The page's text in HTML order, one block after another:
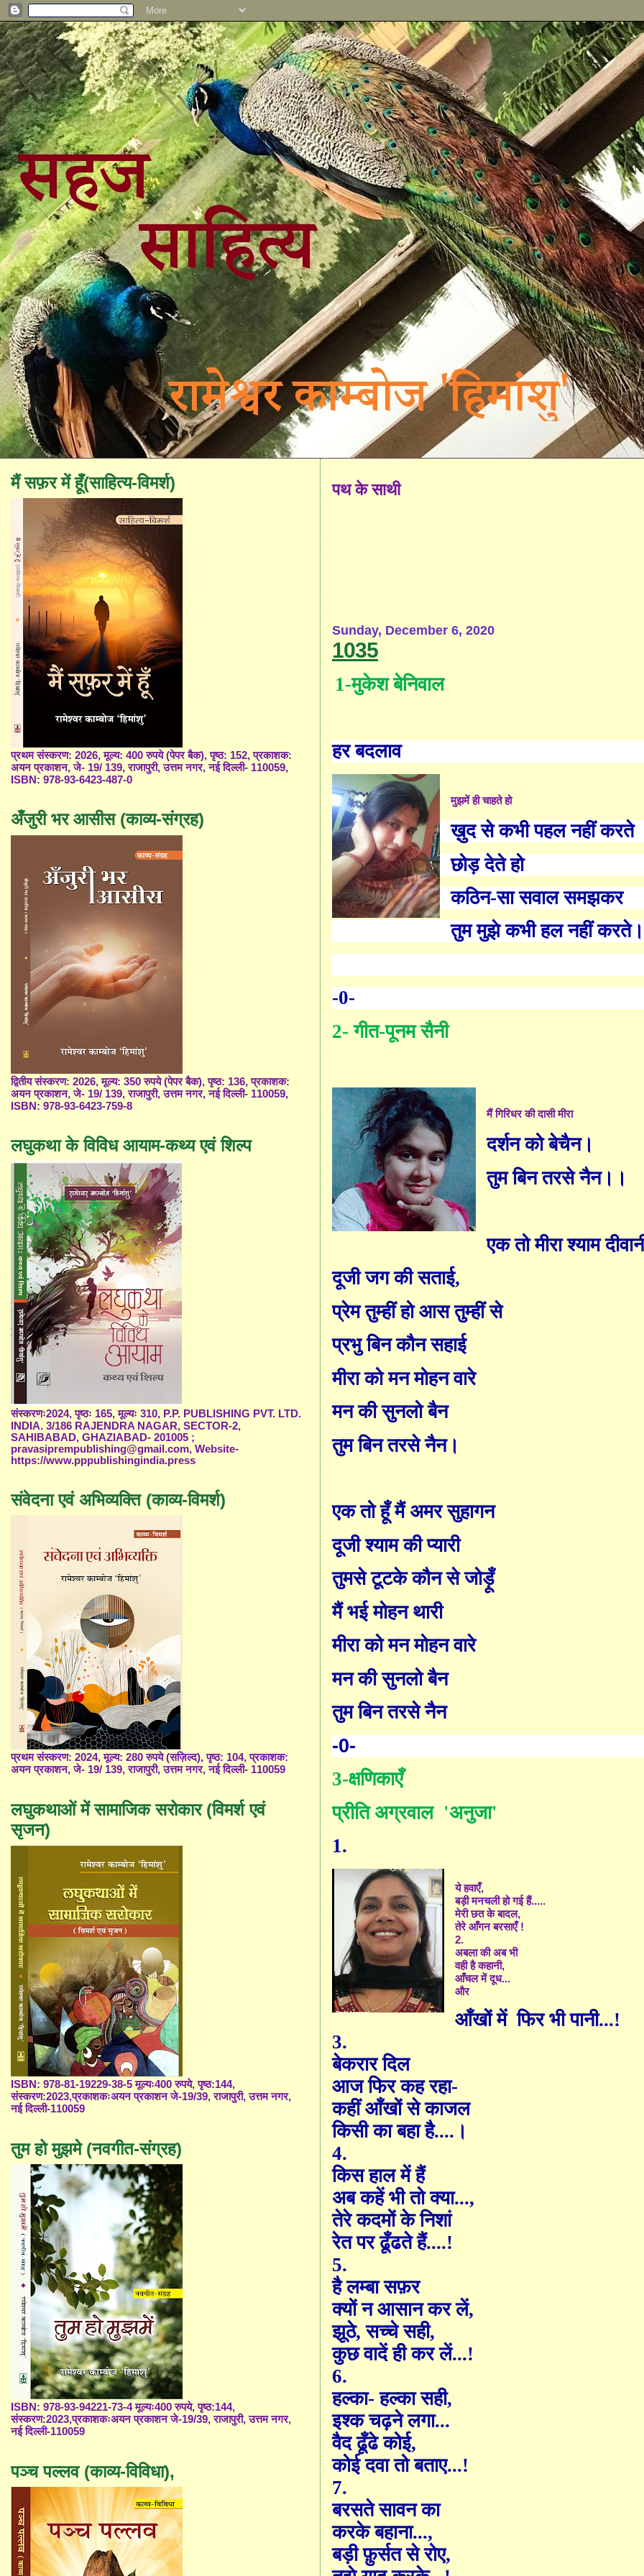
पथ के साथी
Sunday, December 6, 2020
1035
1-मुकेश बेनिवाल
हर बदलाव
मुझमें ही चाहते हो
ख़ुद से कभी पहल नहीं करते
छोड़ देते हो
कठिन-सा सवाल समझकर
तुम मुझे कभी हल नहीं करते।
-0-
2- गीत-पूनम सैनी
मैं गिरिधर की दासी मीरा
दर्शन को बेचैन।
तुम बिन तरसे नैन।।
एक तो मीरा श्याम
दूजी जग की सताई,
प्रेम तुम्हीं हो आस तुम्हीं से
प्रभु बिन कौन सहाई
मीरा को मन मोहन वारे
मन की सुनलो बैन
तुम बिन तरसे नैन।
एक तोहूँमैं अमर सुहागन
दूजी श्याम की प्यारी
तुमसे टूटके कौन से जोड़ूँ
मैं भई मोहन थारी
मीरा को मन मोहन वारे
मन की सुनलो बैन
तुम बिन तरसे नैन
-0-
3-क्षणिकाएँ
प्रीतिअग्रवाल 'अनुजा'
1.
ये हवाएँ,
बड़ी मनचली हो गई हैं.....
मेरी छत के बादल,
तेरे आँगन बरसाएँ !
2.
अबला की अब भी
वही है कहानी,
आँचल में दूध...
और
आँखों मेंफिर भीपानी...!
3.
बेकरार दिल
आज फिर कह रहा-
कहीं आँखों से काजल
किसी का बहा है....।
4.
किस हाल में हैं
अब कहें भी तो क्या...,
तेरे कदमों के निशां
रेत परढूँढते हैं....!
5.
है लम्बा सफ़र
क्यों न आसान कर लें,
झूठे, सच्चे सही,
कुछ वादें ही कर लें...!
6.
हल्का- हल्का सही,
इश्क चढ़ने लगा...
वैदढूँढे कोई,
कोई दवा तो बताए...!
7.
बरसते सावन का
करके बहाना...,
बड़ीफ़ुर्सतसे रोए,
मैं सफ़र में हूँ(साहित्य-विमर्श)
प्रथम संस्करण: 2026, मूल्य: 400 रुपये (पेपर बैक), पृष्ठ: 152, प्रकाशक:
अयन प्रकाशन, जे- 19/ 139, राजापुरी, उत्तम नगर, नई दिल्ली- 110059,
ISBN: 978-93-6423-487-0
अँजुरी भर आसीस (काव्य-संग्रह)
द्वितीय संस्करण: 2026, मूल्य: 350 रुपये (पेपर बैक), पृष्ठ: 136, प्रकाशक:
अयन प्रकाशन, जे- 19/ 139, राजापुरी, उत्तम नगर, नई दिल्ली- 110059,
ISBN: 978-93-6423-759-8
लघुकथा के विविध आयाम-कथ्य एवं शिल्प
संस्करणः2024, पृष्ठः 165, मूल्यः 310, P.P. PUBLISHING PVT. LTD.
INDIA. 3/186 RAJENDRA NAGAR, SECTOR-2,
SAHIBABAD, GHAZIABAD- 201005 ;
pravasiprempublishing@gmail.com, Website-
https://www.pppublishingindia.press
संवेदना एवं अभिव्यक्ति (काव्य-विमर्श)
प्रथम संस्करण: 2024, मूल्य: 280 रुपये (सज़िल्द), पृष्ठ: 104, प्रकाशक:
अयन प्रकाशन, जे- 19/ 139, राजापुरी, उत्तम नगर, नई दिल्ली- 110059
लघुकथाओं में सामाजिक सरोकार (विमर्श एवं
सृजन)
ISBN: 978-81-19229-38-5 मूल्यः400 रुपये, पृष्ठ:144,
संस्करण:2023,प्रकाशकःअयन प्रकाशन जे-19/39, राजापुरी, उत्तम नगर,
नई दिल्ली-110059
तुम हो मुझमे (नवगीत-संग्रह)
ISBN: 978-93-94221-73-4 मूल्यः400 रुपये, पृष्ठ:144,
संस्करण:2023,प्रकाशकःअयन प्रकाशन जे-19/39, राजापुरी, उत्तम नगर,
नई दिल्ली-110059
पञ्च पल्लव (काव्य-विविधा),